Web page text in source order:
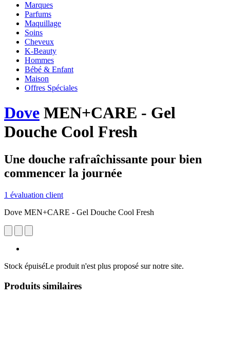
Marques
Parfums
Maquillage
Soins
Cheveux
K-Beauty
Hommes
Bébé & Enfant
Maison
Offres Spéciales
Dove MEN+CARE - Gel
Douche Cool Fresh
Une douche rafraîchissante pour bien
commencer la journée
1 évaluation client
Dove MEN+CARE - Gel Douche Cool Fresh
Stock épuiséLe produit n'est plus proposé sur notre site.
Produits similaires